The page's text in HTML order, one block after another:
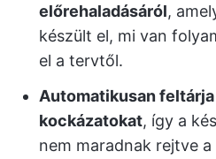
előrehaladásáról,
készült el, mi van
el a tervtől.
Automatikusan
kockázatokat, így a
nem maradnak rejtve a